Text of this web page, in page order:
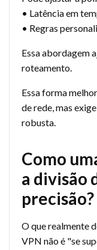
• Latência em
• Regras
Essa abordagem
roteamento.
Essa forma
de rede, mas
robusta.
Como
a divisão
precisão?
O que realmente
VPN não é "se